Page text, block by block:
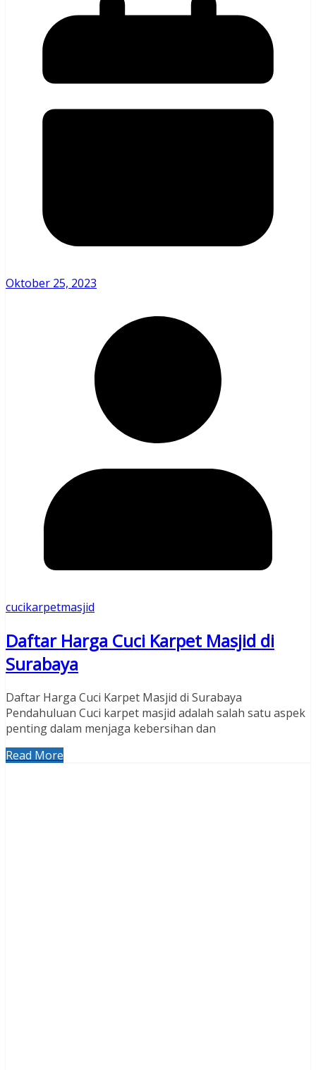
Oktober 25, 2023
cucikarpetmasjid
Daftar Harga Cuci Karpet Masjid di
Surabaya
Daftar Harga Cuci Karpet Masjid di Surabaya
Pendahuluan Cuci karpet masjid adalah salah satu aspek
penting dalam menjaga kebersihan dan
Read More